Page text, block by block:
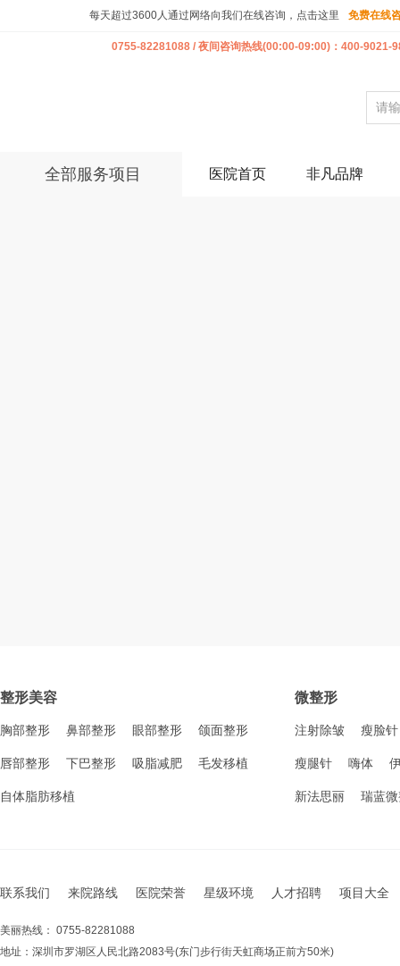
每天超过3600人通过网络向我们在线咨询，点击这里 免费在线
0755-82281088 / 夜间咨询热线(00:00-09:00)：400-9021-
全部服务项目 医院首页 非凡品牌
整形美容
胸部整形 鼻部整形 眼部整形 颌面整形
唇部整形 下巴整形 吸脂减肥 毛发移植
自体脂肪移植
微整形
注射除皱 瘦脸针
瘦腿针 嗨体
新法思丽 瑞蓝
联系我们 来院路线 医院荣誉 星级环境 人才招聘 项目大全
美丽热线： 0755-82281088
地址：深圳市罗湖区人民北路2083号(东门步行街天虹商场正前方50米)